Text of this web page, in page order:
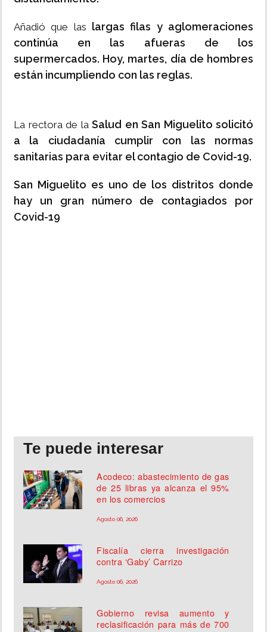
Añadió que las largas filas y aglomeraciones
continúa en las afueras de los
supermercados. Hoy, martes, día de hombres
están incumpliendo con las reglas.
La rectora de laSalud en San Miguelito solicitó
a la ciudadanía cumplir con las normas
sanitarias para evitar el contagio de Covid-19.
San Miguelito es uno de los distritos donde
hay un gran número de contagiados por
Covid-19
Te puede interesar
Acodeco: abastecimiento de gas
de 25 libras ya alcanza el 95%
en los comercios
Agosto 06, 2026
Fiscalía cierra investigación
contra ‘Gaby’ Carrizo
Agosto 06, 2026
Gobierno revisa aumento y
reclasificación para más de 700